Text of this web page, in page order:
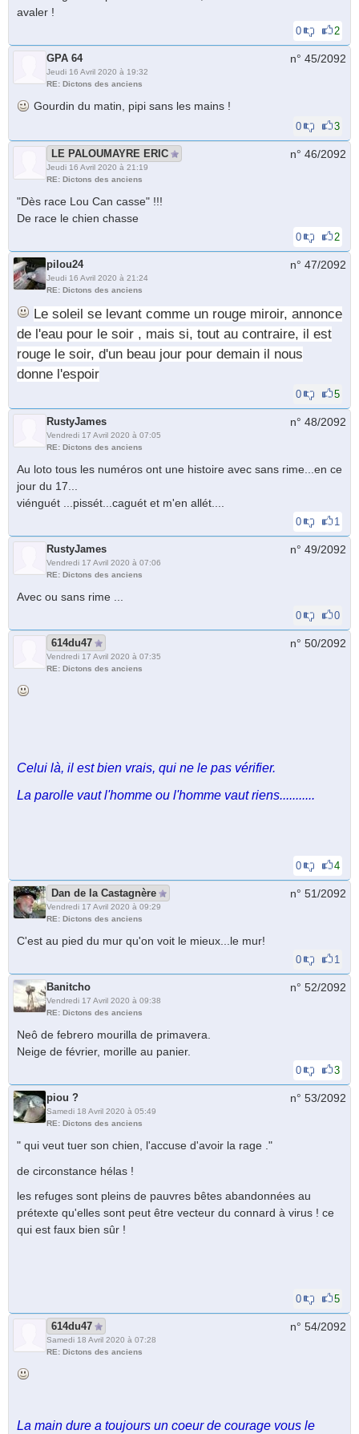
avaler !
0 2
GPA 64
Jeudi 16 Avril 2020 à 19:32
RE: Dictons des anciens
n° 45/2092
Gourdin du matin, pipi sans les mains !
0 3
LE PALOUMAYRE ERIC
Jeudi 16 Avril 2020 à 21:19
RE: Dictons des anciens
n° 46/2092
"Dès race Lou Can casse" !!!
De race le chien chasse
0 2
pilou24
Jeudi 16 Avril 2020 à 21:24
RE: Dictons des anciens
n° 47/2092
Le soleil se levant comme un rouge miroir, annonce
de l'eau pour le soir , mais si, tout au contraire, il est
rouge le soir, d'un beau jour pour demain il nous
donne l'espoir
0 5
RustyJames
Vendredi 17 Avril 2020 à 07:05
RE: Dictons des anciens
n° 48/2092
Au loto tous les numéros ont une histoire avec sans rime...en ce
jour du 17...
viénguét ...pissét...caguét et m'en allét....
0 1
RustyJames
Vendredi 17 Avril 2020 à 07:06
RE: Dictons des anciens
n° 49/2092
Avec ou sans rime ...
0 0
614du47
Vendredi 17 Avril 2020 à 07:35
RE: Dictons des anciens
n° 50/2092
Celui là, il est bien vrais, qui ne le pas vérifier.
La parolle vaut l'homme ou l'homme vaut riens...........
0 4
Dan de la Castagnère
Vendredi 17 Avril 2020 à 09:29
RE: Dictons des anciens
n° 51/2092
C'est au pied du mur qu'on voit le mieux...le mur!
0 1
Banitcho
Vendredi 17 Avril 2020 à 09:38
RE: Dictons des anciens
n° 52/2092
Neô de febrero mourilla de primavera.
Neige de février, morille au panier.
0 3
piou ?
Samedi 18 Avril 2020 à 05:49
RE: Dictons des anciens
n° 53/2092
" qui veut tuer son chien, l'accuse d'avoir la rage ."
de circonstance hélas !
les refuges sont pleins de pauvres bêtes abandonnées au
prétexte qu'elles sont peut être vecteur du connard à virus ! ce
qui est faux bien sûr !
0 5
614du47
Samedi 18 Avril 2020 à 07:28
RE: Dictons des anciens
n° 54/2092
La main dure a toujours un coeur de courage vous le